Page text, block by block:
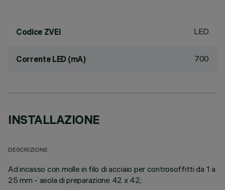
Codice ZVEI LED
Corrente LED (mA) 700
INSTALLAZIONE
DESCRIZIONE
Ad incasso con molle in filo di acciaio per controsoffitti da 1 a
25 mm - asola di preparazione 42 x 42;